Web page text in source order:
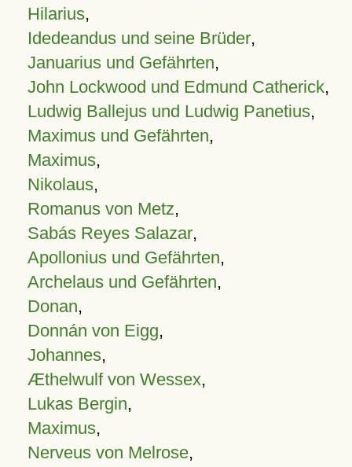
Hilarius,
Idedeandus und seine Brüder,
Januarius und Gefährten,
John Lockwood und Edmund Catherick,
Ludwig Ballejus und Ludwig Panetius,
Maximus und Gefährten,
Maximus,
Nikolaus,
Romanus von Metz,
Sabás Reyes Salazar,
Apollonius und Gefährten,
Archelaus und Gefährten,
Donan,
Donnán von Eigg,
Johannes,
Æthelwulf von Wessex,
Lukas Bergin,
Maximus,
Nerveus von Melrose,